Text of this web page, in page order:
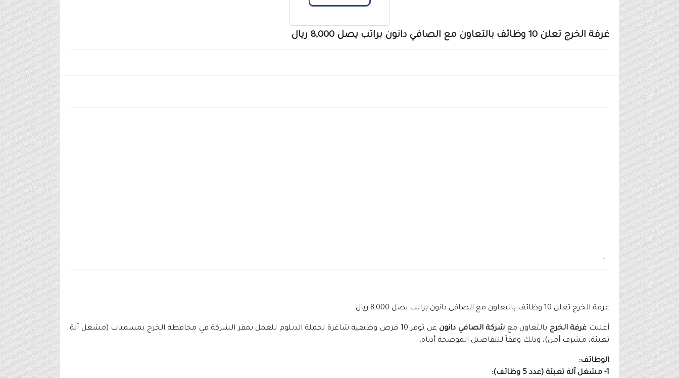
غرفة الخرج تعلن 10 وظائف بالتعاون مع الصافي دانون براتب يصل 8,000 ريال
-
غرفة الخرج تعلن 10 وظائف بالتعاون مع الصافي دانون براتب يصل 8,000 ريال
أعلنت غرفة الخرج بالتعاون مع شركة الصافي دانون
عن توفر 10 فرص وظيفية شاغرة لحملة الدبلوم للعمل بمقر الشركة في محافظة الخرج بمسميات (مشغل آلة
تعبئة، مشرف أمن)، وذلك وفقاً للتفاصيل الموضحة أدناه.
الوظائف:
1- مشغل آلة تعبئة (عدد 5 وظائف):